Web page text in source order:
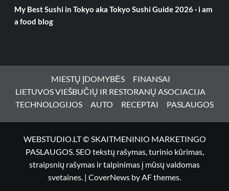
My Best Sushi in Tokyo aka Tokyo Sushi Guide 2026 · i am
a food blog
MIESTŲ ĮDOMYBĖS
FINANSAI
LIETUVOS VIEŠBUČIŲ IR RESTORANŲ ASOCIACIJA
TECHNOLOGIJOS
AUTO RECEPTAI PASLAUGOS
WEBSTUDIO.LT © SKAITMENINIO MARKETINGO
PASLAUGOS. SEO tekstų rašymas, turinio kūrimas,
straipsnių rašymas ir talpinimas į mūsų valdomas
svetaines. | CoverNews by AF themes.